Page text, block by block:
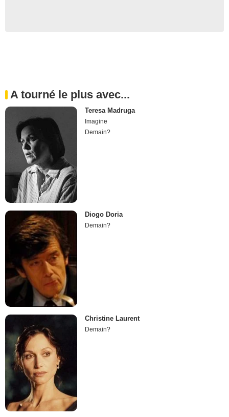
A tourné le plus avec...
Teresa Madruga
Imagine
Demain?
Diogo Doria
Demain?
Christine Laurent
Demain?